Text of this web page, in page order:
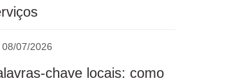
08/07/2026
chave locais: como